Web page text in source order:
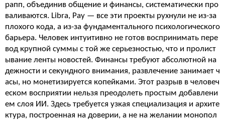
рапп, объединив общение и финансы, систематически про
валиваются. Libra, Pay — все эти проекты рухнули не из-за
плохого кода, а из-за фундаментального психологического
барьера. Человек интуитивно не готов воспринимать пере
вод крупной суммы с той же серьезностью, что и пролист
ывание ленты новостей. Финансы требуют абсолютной на
дежности и секундного внимания, развлечение занимает ч
асы, но монетизируется копейками. Этот разрыв в человеч
еском восприятии нельзя преодолеть простым добавлени
ем слоя ИИ. Здесь требуется узкая специализация и архите
ктура, построенная на доверии, а не на желании монопол